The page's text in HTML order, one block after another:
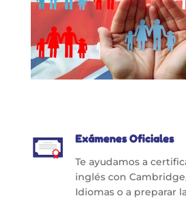
Exámenes Oficiales
Te ayudamos a
inglés con
Idiomas o a preparar